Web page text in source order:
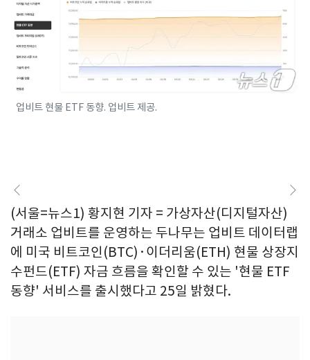
업비트 현물 ETF 동향. 업비트 제공.
(서울=뉴스1) 황지현 기자 = 가상자산(디지털자산)
거래소 업비트를 운영하는 두나무는 업비트 데이터랩
에 미국 비트코인(BTC)·이더리움(ETH) 현물 상장지
수펀드(ETF) 자금 흐름을 확인할 수 있는 '현물 ETF
동향' 서비스를 출시했다고 25일 밝혔다.